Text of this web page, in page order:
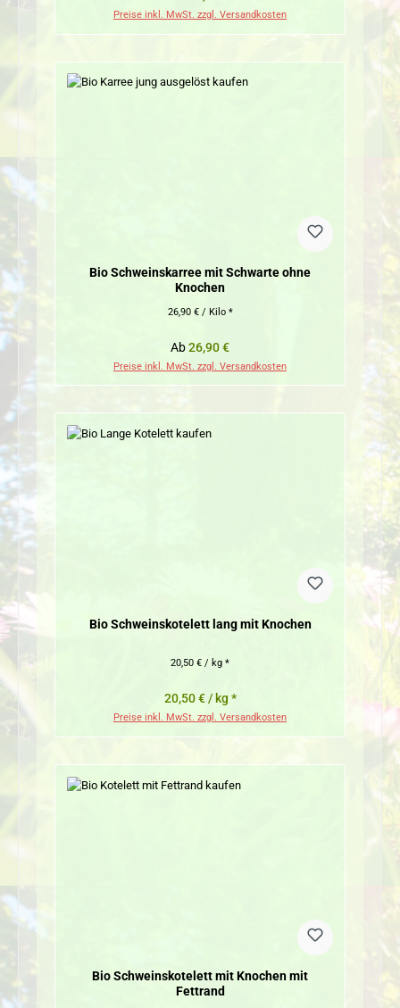
Preise inkl. MwSt. zzgl. Versandkosten
Bio Schweinskarree mit Schwarte ohne
Knochen
26,90 € / Kilo *
Regulärer Preis:
Ab26,90 €
Preise inkl. MwSt. zzgl. Versandkosten
Bio Schweinskotelett lang mit Knochen
20,50 € / kg *
20,50 € / kg *
Preise inkl. MwSt. zzgl. Versandkosten
Bio Schweinskotelett mit Knochen mit
Fettrand